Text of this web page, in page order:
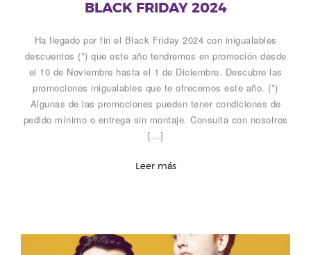
BLACK FRIDAY 2024
Ha llegado por fin el Black Friday 2024 con inigualables
descuentos (*) que este año tendremos en promoción desde
el 10 de Noviembre hasta el 1 de Diciembre. Descubre las
promociones inigualables que te ofrecemos este año. (*)
Algunas de las promociones pueden tener condiciones de
pedido mínimo o entrega sin montaje. Consulta con nosotros
[…]
Leer más